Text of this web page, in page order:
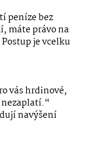
peníze bez
máte právo na
je vcelku
vás hrdinové,
navýšení